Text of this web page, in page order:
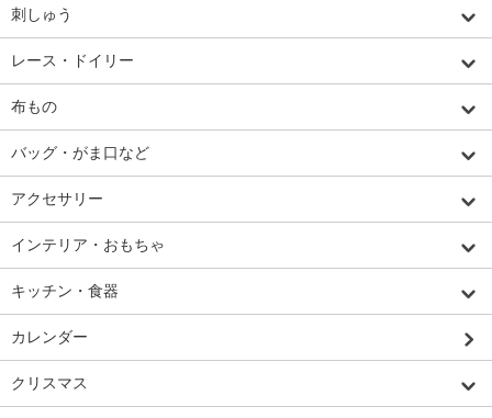
刺しゅう
レース・ドイリー
布もの
バッグ・がま口など
アクセサリー
インテリア・おもちゃ
キッチン・食器
カレンダー
クリスマス